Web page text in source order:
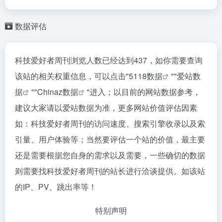
数据评估
科技爱好者周刊浏览人数已经达到437，如你需要查询
该站的相关权重信息，可以点击"5118数据 ""爱站数
据
""Chinaz数据
"进入；以目前的网站数据参考，
建议大家请以爱站数据为准，更多网站价值评估因素
如：科技爱好者周刊的访问速度、搜索引擎收录以及索
引量、用户体验等；当然要评估一个站的价值，最主要
还是需要根据您自身的需求以及需要，一些确切的数据
则需要找科技爱好者周刊的站长进行洽谈提供。如该站
的IP、PV、跳出率等！
特别声明